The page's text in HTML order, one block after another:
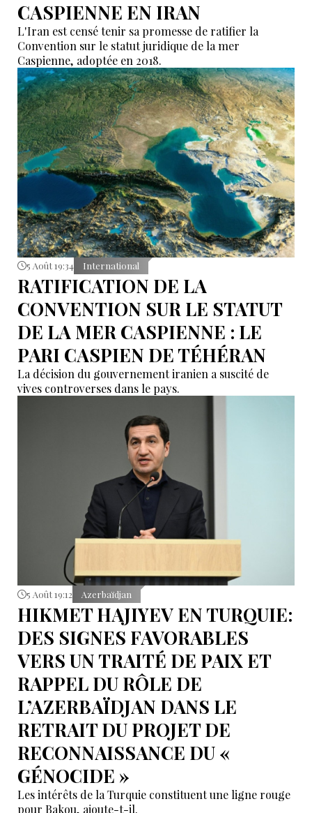
CASPIENNE EN IRAN
L'Iran est censé tenir sa promesse de ratifier la
Convention sur le statut juridique de la mer
Caspienne, adoptée en 2018.
5 Août 19:34 International
RATIFICATION DE LA
CONVENTION SUR LE STATUT
DE LA MER CASPIENNE : LE
PARI CASPIEN DE TÉHÉRAN
La décision du gouvernement iranien a suscité de
vives controverses dans le pays.
5 Août 19:12 Azerbaïdjan
HIKMET HAJIYEV EN TURQUIE:
DES SIGNES FAVORABLES
VERS UN TRAITÉ DE PAIX ET
RAPPEL DU RÔLE DE
L’AZERBAÏDJAN DANS LE
RETRAIT DU PROJET DE
RECONNAISSANCE DU «
GÉNOCIDE »
Les intérêts de la Turquie constituent une ligne rouge
pour Bakou, ajoute-t-il.